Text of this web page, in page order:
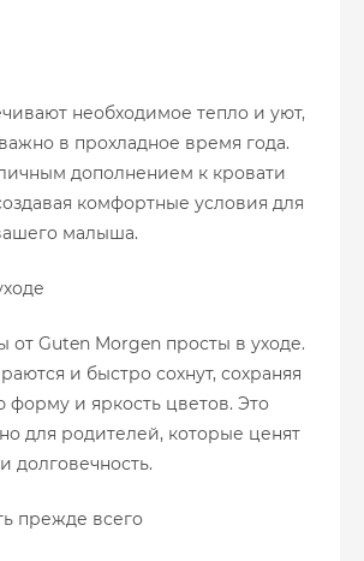
необходимое тепло и уют,
в прохладное время года.
дополнением к кровати
комфортные условия для
малыша.
от Guten Morgen просты в уходе.
и быстро сохнут, сохраняя
форму и яркость цветов. Это
для родителей, которые ценят
долговечность.
прежде всего